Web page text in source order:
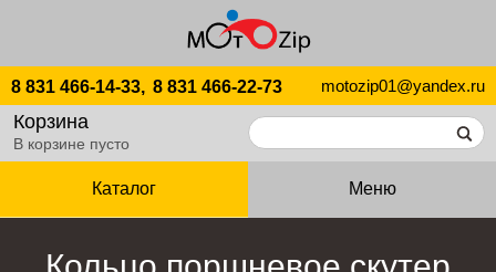
8 831 466-14-33, 8 831 466-22-73 motozip01@yandex.ru
Корзина
В корзине пусто
Каталог Меню